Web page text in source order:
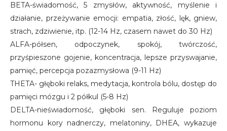
BETA-świadomość, 5 zmysłów, aktywność, myślenie i
działanie, przeżywanie emocji: empatia, złość, lęk, gniew,
strach, zdziwienie, itp. (12-14 Hz, czasem nawet do 30 Hz)
ALFA-półsen, odpoczynek, spokój, twórczość,
przyśpieszone gojenie, koncentracja, lepsze przyswajanie,
pamięć, percepcja pozazmysłowa (9-11 Hz)
THETA- głęboki relaks, medytacja, kontrola bólu, dostęp do
pamięci mózgu i 2 półkul (5-8 Hz)
DELTA-nieświadomość, głęboki sen. Reguluje poziom
hormonu kory nadnerczy, melatoniny, DHEA, wykazuje